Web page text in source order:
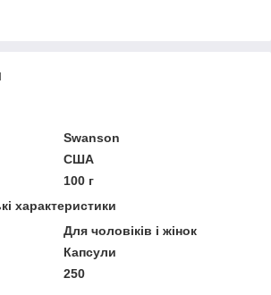
Swanson
США
100 г
характеристики
Для чоловіків і жінок
Капсули
250